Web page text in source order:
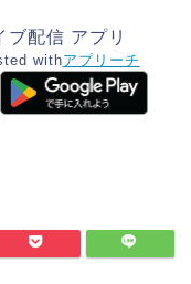
ブ配信 アプリ
withアプリーチ